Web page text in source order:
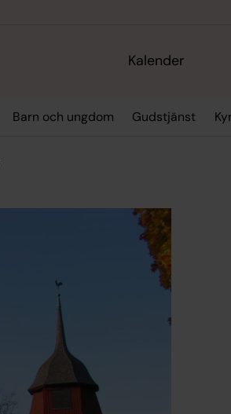
Kalender
Barn och ungdom Gudstjänst